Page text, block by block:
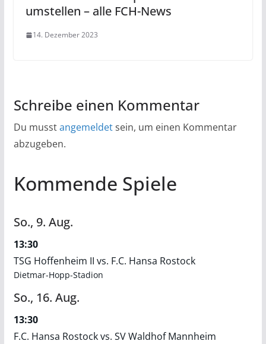
umstellen – alle FCH-News
14. Dezember 2023
Schreibe einen Kommentar
Du musstangemeldetsein, um einen Kommentar
abzugeben.
Kommende Spiele
So., 9. Aug.
13:30
TSG Hoffenheim II vs. F.C. Hansa Rostock
Dietmar-Hopp-Stadion
So., 16. Aug.
13:30
F.C. Hansa Rostock vs. SV Waldhof Mannheim